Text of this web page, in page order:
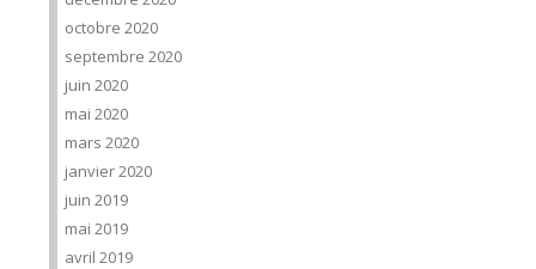
octobre 2020
septembre 2020
juin 2020
mai 2020
mars 2020
janvier 2020
juin 2019
mai 2019
avril 2019